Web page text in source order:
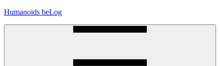
Skip
Humanoids beLog